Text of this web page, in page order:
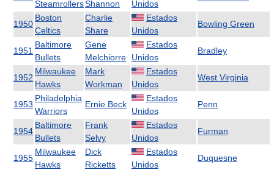
SteamrollersShannon
Unidos
1950
Boston
Celtics
Charlie
Share
Estados
Unidos
Bowling Green
1951
Baltimore
Bullets
Gene
Melchiorre
Estados
Unidos
Bradley
1952
Milwaukee
Hawks
Mark
Workman
Estados
Unidos
West Virginia
1953
Philadelphia
Warriors
Ernie Beck
Estados
Unidos
Penn
1954
Baltimore
Bullets
Frank
Selvy
Estados
Unidos
Furman
1955
Milwaukee
Hawks
Dick
Ricketts
Estados
Unidos
Duquesne